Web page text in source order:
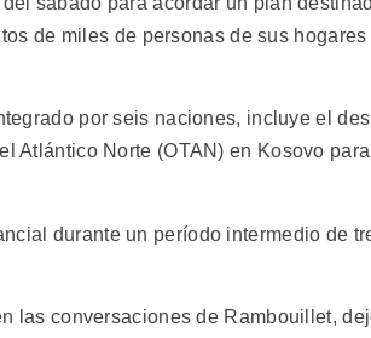
de miles de personas de sus hogares
por seis naciones, incluye el
Atlántico Norte (OTAN) en Kosovo para
durante un período intermedio de
las conversaciones de Rambouillet,